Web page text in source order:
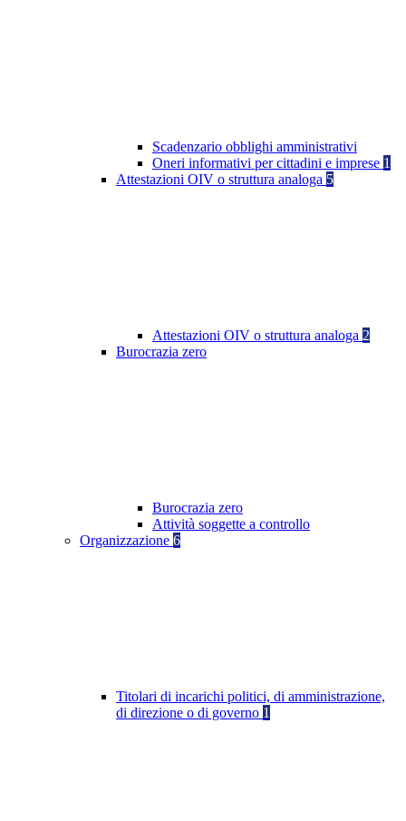
Scadenzario obblighi amministrativi
Oneri informativi per cittadini e imprese 1
Attestazioni OIV o struttura analoga 5
Attestazioni OIV o struttura analoga 2
Burocrazia zero
Burocrazia zero
Attività soggette a controllo
Organizzazione 6
Titolari di incarichi politici, di amministrazione,
di direzione o di governo 1